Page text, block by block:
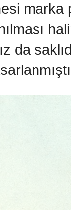
marka
da